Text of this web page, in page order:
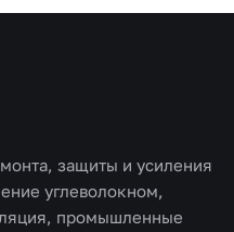
защиты и усиления
углеволокном,
промышленные